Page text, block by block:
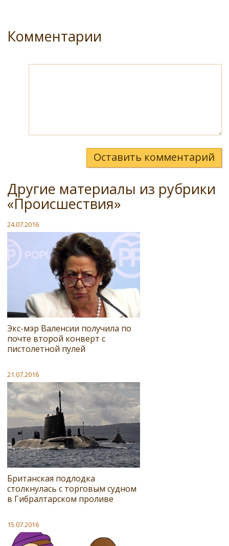
Комментарии
Оставить комментарий
Другие материалы из рубрики
«Происшествия»
24.07.2016
Экс-мэр Валенсии получила по
почте второй конверт с
пистолетной пулей
21.07.2016
Британская подлодка
столкнулась с торговым судном
в Гибралтарском проливе
15.07.2016